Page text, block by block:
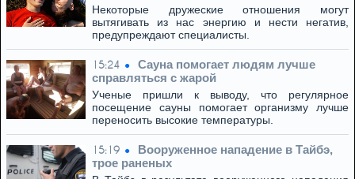
Некоторые дружеские отношения могут
вытягивать из нас энергию и нести негатив,
предупреждают специалисты.
15:24
Сауна помогает людям лучше
справляться с жарой
Ученые пришли к выводу, что регулярное
посещение сауны помогает организму лучше
переносить высокие температуры.
15:19
Вооруженное нападение в Тайбэ,
трое раненых